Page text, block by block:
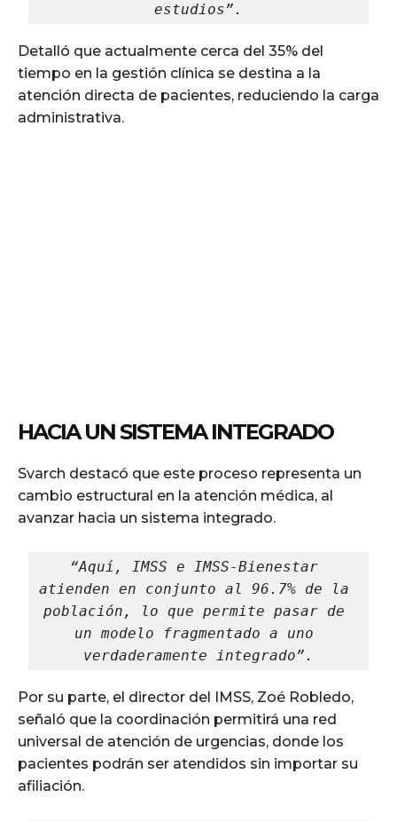
estudios”.
Detalló que actualmente cerca del 35% del
tiempo en la gestión clínica se destina a la
atención directa de pacientes, reduciendo la carga
administrativa.
HACIA UN SISTEMA INTEGRADO
Svarch destacó que este proceso representa un
cambio estructural en la atención médica, al
avanzar hacia un sistema integrado.
“Aquí, IMSS e IMSS-Bienestar
atienden en conjunto al 96.7% de la
población, lo que permite pasar de
un modelo fragmentado a uno
verdaderamente integrado”.
Por su parte, el director del IMSS, Zoé Robledo,
señaló que la coordinación permitirá una red
universal de atención de urgencias, donde los
pacientes podrán ser atendidos sin importar su
afiliación.